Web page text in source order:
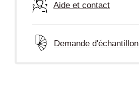
Aide et contact
Demande d'échantillon